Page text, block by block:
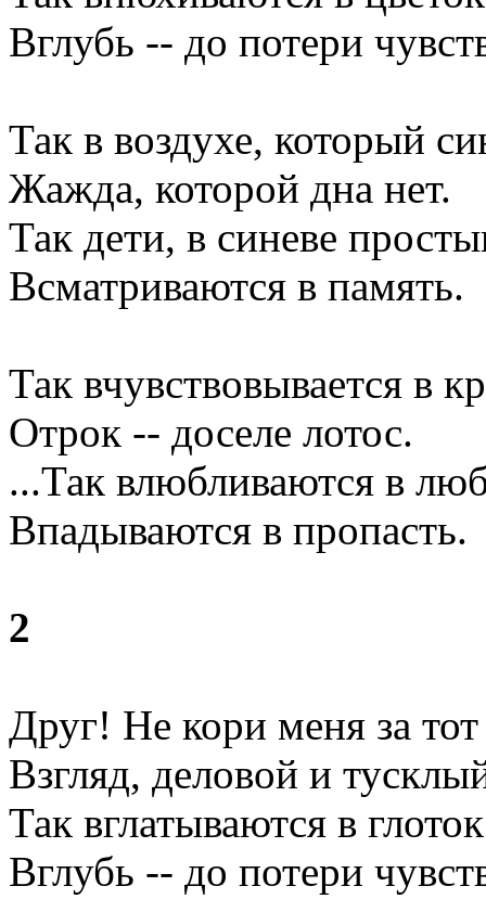
Вглубь -- до потери
Так в воздухе, который
Жажда, которой дна нет.
Так дети, в синеве
Всматриваются в память.
Так вчувствовывается в
Отрок -- доселе лотос.
...Так влюбливаются в
Впадываются в пропасть.
2
Друг! Не кори меня за тот
Взгляд, деловой и
Так вглатываются в
Вглубь -- до потери